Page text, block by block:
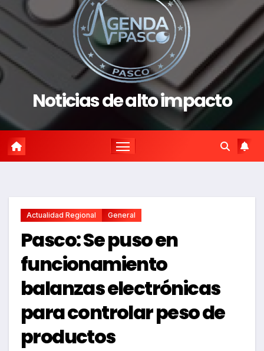
Noticias de alto impacto
Actualidad Regional General
Pasco: Se puso en
funcionamiento
balanzas electrónicas
para controlar peso de
productos